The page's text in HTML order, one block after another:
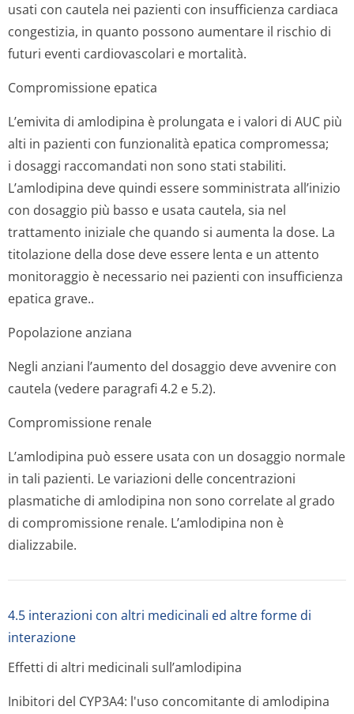
usati con cautela nei pazienti con insufficienza cardiaca
congestizia, in quanto possono aumentare il rischio di
futuri eventi cardiovascolari e mortalità.
Compromissione epatica
L’emivita di amlodipina è prolungata e i valori di AUC più
alti in pazienti con funzionalità epatica compromessa;
i dosaggi raccomandati non sono stati stabiliti.
L’amlodipina deve quindi essere somministrata all’inizio
con dosaggio più basso e usata cautela, sia nel
trattamento iniziale che quando si aumenta la dose. La
titolazione della dose deve essere lenta e un attento
monitoraggio è necessario nei pazienti con insufficienza
epatica grave..
Popolazione anziana
Negli anziani l’aumento del dosaggio deve avvenire con
cautela (vedere paragrafi 4.2 e 5.2).
Compromissione renale
L’amlodipina può essere usata con un dosaggio normale
in tali pazienti. Le variazioni delle concentrazioni
plasmatiche di amlodipina non sono correlate al grado
di compromissione renale. L’amlodipina non è
dializzabile.
4.5 interazioni con altri medicinali ed altre forme di
interazione
Effetti di altri medicinali sull’amlodipina
Inibitori del CYP3A4: l'uso concomitante di amlodipina